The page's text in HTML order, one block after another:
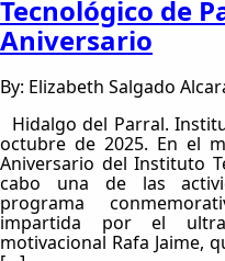
Tecnológico de
Aniversario
By: Elizabeth Salgado
Hidalgo del Parral.
octubre de 2025. En el
Aniversario del Instituto
cabo una de las
programa
impartida por el
motivacional Rafa Jaime,